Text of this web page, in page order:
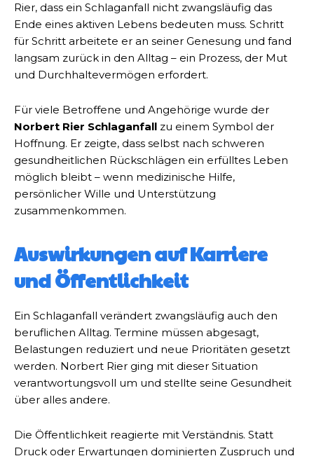
Rier, dass ein Schlaganfall nicht zwangsläufig das
Ende eines aktiven Lebens bedeuten muss. Schritt
für Schritt arbeitete er an seiner Genesung und fand
langsam zurück in den Alltag – ein Prozess, der Mut
und Durchhaltevermögen erfordert.
Für viele Betroffene und Angehörige wurde der
Norbert Rier Schlaganfall zu einem Symbol der
Hoffnung. Er zeigte, dass selbst nach schweren
gesundheitlichen Rückschlägen ein erfülltes Leben
möglich bleibt – wenn medizinische Hilfe,
persönlicher Wille und Unterstützung
zusammenkommen.
Auswirkungen auf Karriere
und Öffentlichkeit
Ein Schlaganfall verändert zwangsläufig auch den
beruflichen Alltag. Termine müssen abgesagt,
Belastungen reduziert und neue Prioritäten gesetzt
werden. Norbert Rier ging mit dieser Situation
verantwortungsvoll um und stellte seine Gesundheit
über alles andere.
Die Öffentlichkeit reagierte mit Verständnis. Statt
Druck oder Erwartungen dominierten Zuspruch und